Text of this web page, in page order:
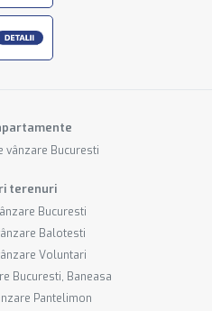
vânzare Bucuresti
terenuri
Bucuresti
Balotesti
Voluntari
Bucuresti, Baneasa
Pantelimon